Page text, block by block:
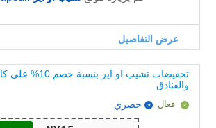
عرض التفاصيل
تخفيضات تشيب او اير
والفنادق
فعال حصري